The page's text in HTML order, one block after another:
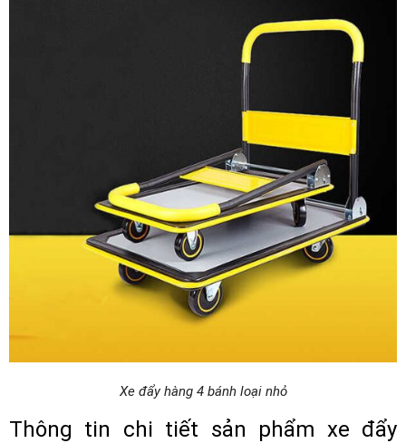
Xe đẩy hàng 4 bánh loại nhỏ
Thông tin chi tiết sản phẩm xe đẩy